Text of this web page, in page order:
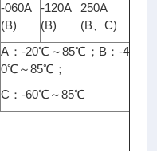
-060A
(B)
-120A
(B)
250A
(B、C)
A：-20℃～85℃；B：-4
0℃～85℃；
C：-60℃～85℃